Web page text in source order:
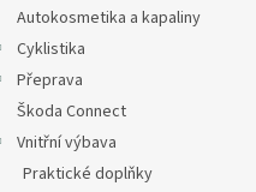
Autokosmetika a kapaliny
Cyklistika
Přeprava
Škoda Connect
Vnitřní výbava
Praktické doplňky